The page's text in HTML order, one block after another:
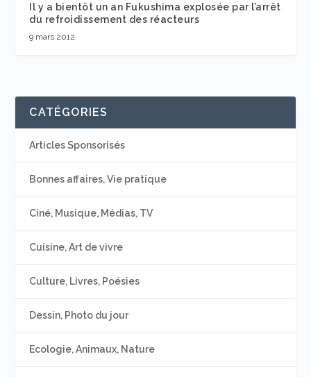
Il y a bientôt un an Fukushima explosée par l’arrêt
du refroidissement des réacteurs
9 mars 2012
CATÉGORIES
Articles Sponsorisés
Bonnes affaires, Vie pratique
Ciné, Musique, Médias, TV
Cuisine, Art de vivre
Culture, Livres, Poésies
Dessin, Photo du jour
Ecologie, Animaux, Nature